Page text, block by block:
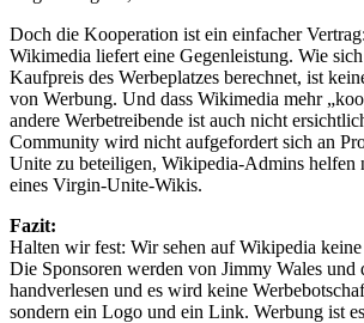
Doch die Kooperation ist ein einfacher
Wikimedia liefert eine Gegenleistung. Wie
Kaufpreis des Werbeplatzes berechnet, ist
von Werbung. Und dass Wikimedia mehr
andere Werbetreibende ist auch nicht
Community wird nicht aufgefordert sich an
Unite zu beteiligen, Wikipedia-Admins helfen
eines Virgin-Unite-Wikis.
Fazit:
Halten wir fest: Wir sehen auf Wikipedia
Die Sponsoren werden von Jimmy Wales und
handverlesen und es wird keine
sondern ein Logo und ein Link. Werbung ist